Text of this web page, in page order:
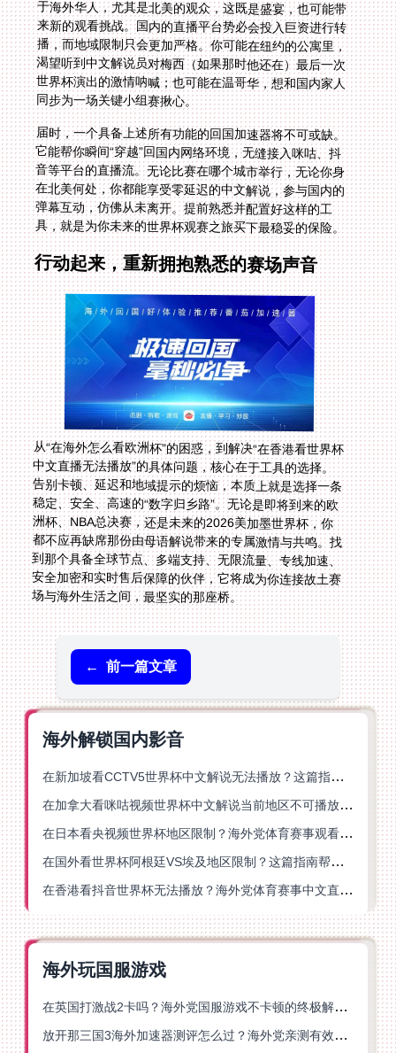
同步为一场关键小组赛揪心。
届时，一个具备上述所有功能的回国加速器将不可或缺。
它能帮你瞬间“穿越”回国内网络环境，无缝接入咪咕、抖
音等平台的直播流。无论比赛在哪个城市举行，无论你身
在北美何处，你都能享受零延迟的中文解说，参与国内的
弹幕互动，仿佛从未离开。提前熟悉并配置好这样的工
具，就是为你未来的世界杯观赛之旅买下最稳妥的保险。
行动起来，重新拥抱熟悉的赛场声音
从“在海外怎么看欧洲杯”的困惑，到解决“在香港看世界杯
中文直播无法播放”的具体问题，核心在于工具的选择。
告别卡顿、延迟和地域提示的烦恼，本质上就是选择一条
稳定、安全、高速的“数字归乡路”。无论是即将到来的欧
洲杯、NBA总决赛，还是未来的2026美加墨世界杯，你
都不应再缺席那份由母语解说带来的专属激情与共鸣。找
到那个具备全球节点、多端支持、无限流量、专线加速、
安全加密和实时售后保障的伙伴，它将成为你连接故土赛
场与海外生活之间，最坚实的那座桥。
← 前一篇文章
海外解锁国内影音
在新加坡看CCTV5世界杯中文解说无法播放？这篇指南帮你解锁海外体育直播自由
在加拿大看咪咕视频世界杯中文解说当前地区不可播放？这篇指南帮你一键解决
在日本看央视频世界杯地区限制？海外党体育赛事观看终极指南
在国外看世界杯阿根廷VS埃及地区限制？这篇指南帮你搞定中文直播+解说
在香港看抖音世界杯无法播放？海外党体育赛事中文直播终极指南
海外玩国服游戏
在英国打激战2卡吗？海外党国服游戏不卡顿的终极解决方案
放开那三国3海外加速器测评怎么过？海外党亲测有效的国服游戏加速指南